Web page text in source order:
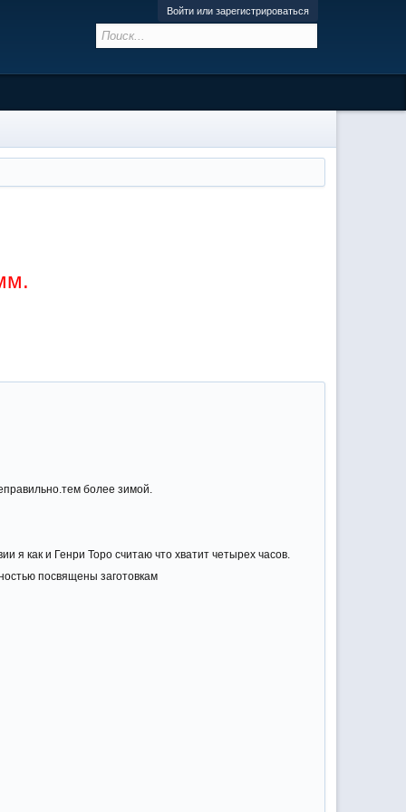
Войти или зарегистрироваться
более зимой.
я как и Генри Торо считаю что хватит четырех часов.
посвящены заготовкам